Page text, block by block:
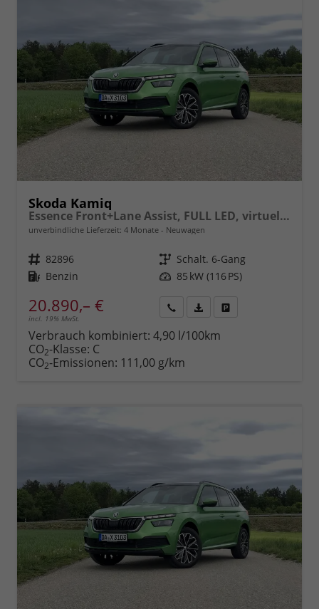
Skoda Kamiq
Essence Front+Lane Assist, FULL LED, virtuelles Cockpit, , Klima, Parksensoren, ISOFIX, el. Fensterheber vorn uvm.
unverbindliche Lieferzeit: 4 Monate Neuwagen
Fahrzeugnr. 82896 Getriebe Schalt. 6-Gang
Kraftstoff Benzin Leistung 85 kW (116 PS)
20.890,– €
incl. 19% MwSt.
anfordern
Datei,
Verbrauch kombiniert: 4,90 l/100km
CO2-Klasse: C
CO2-Emissionen: 111,00 g/km